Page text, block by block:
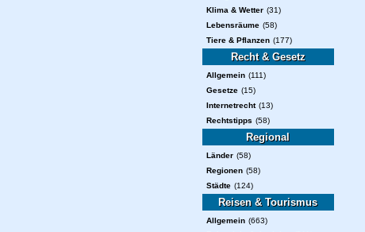
Klima & Wetter (31)
Lebensräume (58)
Tiere & Pflanzen (177)
Recht & Gesetz
Allgemein (111)
Gesetze (15)
Internetrecht (13)
Rechtstipps (58)
Regional
Länder (58)
Regionen (58)
Städte (124)
Reisen & Tourismus
Allgemein (663)